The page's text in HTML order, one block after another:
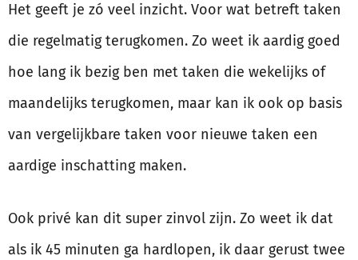
Het geeft je zó veel inzicht. Voor wat betreft taken
die regelmatig terugkomen. Zo weet ik aardig goed
hoe lang ik bezig ben met taken die wekelijks of
maandelijks terugkomen, maar kan ik ook op basis
van vergelijkbare taken voor nieuwe taken een
aardige inschatting maken.
Ook privé kan dit super zinvol zijn. Zo weet ik dat
als ik 45 minuten ga hardlopen, ik daar gerust twee